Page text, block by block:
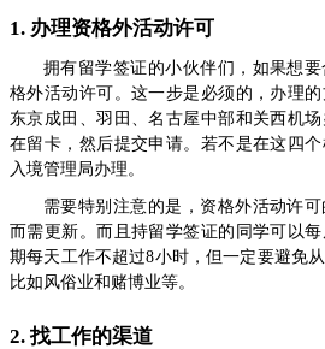
1. 办理资格外活动许可
拥有留学签证的小伙伴们，如果想
格外活动许可。这一步是必须的，办理
东京成田、羽田、名古屋中部和关西机
在留卡，然后提交申请。若不是在这四
入境管理局办理。
需要特别注意的是，资格外活动许
而需更新。而且持留学签证的同学可以
期每天工作不超过8小时，但一定要避免
比如风俗业和赌博业等。
2. 找工作的渠道